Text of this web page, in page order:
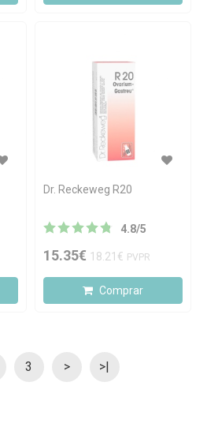
Dr. Reckeweg R20
4.8/5
15.35€ 18.21€ PVPR
Comprar
3 > >|